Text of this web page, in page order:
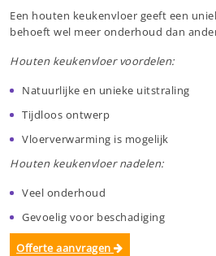
Een houten keukenvloer geeft een
behoeft wel meer onderhoud dan
Houten keukenvloer voordelen:
Natuurlijke en unieke uitstraling
Tijdloos ontwerp
Vloerverwarming is mogelijk
Houten keukenvloer nadelen:
Veel onderhoud
Gevoelig voor beschadiging
Offerte aanvragen